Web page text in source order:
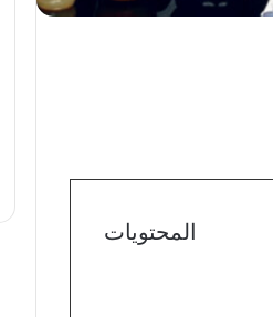
المحتويات